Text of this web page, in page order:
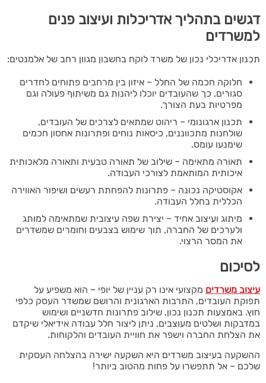
דגשים בתהליך אדריכלות ועיצוב פנים
למשרדים
תכנון אדריכלי נכון של משרד לוקח בחשבון מגוון רחב של אלמנטים:
חלוקה חכמה של החלל – איזון בין מרחבים פתוחים לחדרים
סגורים, כך שהעובדים יוכלו ליהנות גם משיתוף פעולה וגם
מפרטיות בעת הצורך.
תכנון ארגונומי – ריהוט שמתאים לצרכים של העובדים,
שולחנות מתכווננים, כיסאות נוחים ופתרונות אחסון חכמים
שימנעו עומס.
תאורה מתאימה – שילוב של תאורה טבעית ותאורה מלאכותית
איכותית המותאמת לצורכי העבודה.
אקוסטיקה נכונה – פתרונות להפחתת רעשים ושיפור האווירה
הכללית בחלל העבודה.
מיתוג ועיצוב אחיד – יצירת שפה עיצובית שמתאימה למותג
ולערכים של החברה, תוך שימוש בצבעים וחומרים שמשדרים
את המסר הרצוי.
לסיכום
עיצוב משרדים מקצועי אינו רק עניין של יופי – הוא משפיע על
תפוקת העובדים, התרבות הארגונית והרושם שמשדר העסק כלפי
חוץ. באמצעות תכנון נכון, שילוב פתרונות חדשניים ושימוש
במדבקות ושלטים מעוצבים, ניתן ליצור חלל עבודה אידיאלי שיקדם
את הצלחת החברה וישפר את חוויית העובדים והלקוחות.
ההשקעה בעיצוב משרדים היא השקעה ישירה בהצלחה העסקית
שלכם – אל תתפשרו על פחות מהטוב ביותר!